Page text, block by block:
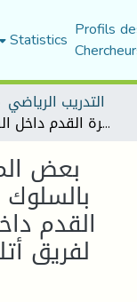
Statistics Profils
التدريب الرياضي
بعض المهارات النفسية وعلاقتها بالسلوك التنافسي لدى لاعبي كرة القدم داخل القاعة ــ دراسة ميدانية لفريق أتلتيكو المسيلة لكرة القدم داخل القاعة ( أكابر
بعض
القدم
لفريق